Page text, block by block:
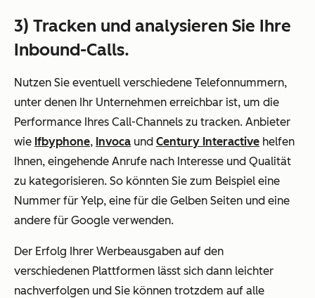
3) Tracken und analysieren Sie Ihre
Inbound-Calls.
Nutzen Sie eventuell verschiedene Telefonnummern,
unter denen Ihr Unternehmen erreichbar ist, um die
Performance Ihres Call-Channels zu tracken. Anbieter
wie Ifbyphone, Invoca und Century Interactive helfen
Ihnen, eingehende Anrufe nach Interesse und Qualität
zu kategorisieren. So könnten Sie zum Beispiel eine
Nummer für Yelp, eine für die Gelben Seiten und eine
andere für Google verwenden.
Der Erfolg Ihrer Werbeausgaben auf den
verschiedenen Plattformen lässt sich dann leichter
nachverfolgen und Sie können trotzdem auf alle